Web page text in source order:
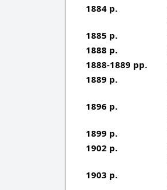
1884 р.
1885 р.
1888 р.
1888-1889 рр.
1889 р.
1896 р.
1899 р.
1902 р.
1903 р.